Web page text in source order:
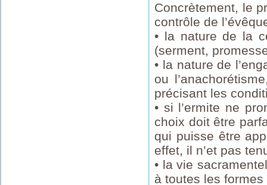
Concrètement, le
contrôle de
• la nature de la
(serment,
• la nature de
ou
précisant les
• si l’ermite ne
choix doit être
qui puisse être
effet, il n’et pas
• la vie
à toutes les